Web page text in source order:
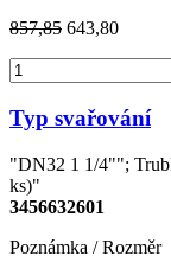
857,85 643,80
Typ svařování
"DN32 1 1/4"";
ks)"
3456632601
Poznámka / Rozměr